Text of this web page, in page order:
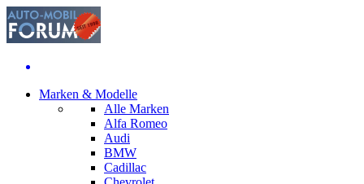
Marken & Modelle
Alle Marken
Alfa Romeo
Audi
BMW
Cadillac